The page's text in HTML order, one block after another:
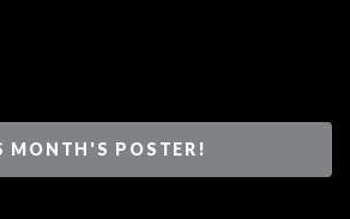
MONTH'S POSTER!